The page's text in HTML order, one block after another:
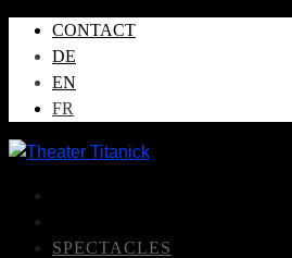
CONTACT
DE
EN
FR
SPECTACLES